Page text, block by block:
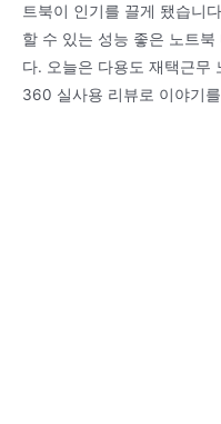
트북이 인기를 끌게 됐습니
할 수 있는 성능 좋은 노트
다. 오늘은 다용도 재택근무
360 실사용 리뷰로 이야기